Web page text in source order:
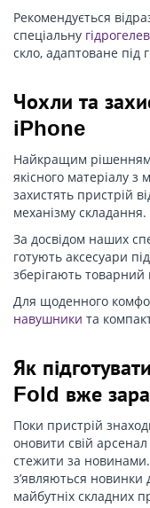
Рекомендується
спеціальну
скло, адаптоване під
Чохли та
iPhone
Найкращим рішенням
якісного матеріалу
захистять пристрій
механізму складання.
За досвідом наших
готують аксесуари
зберігають
Для щоденного
навушники та
Як
Fold вже
Поки пристрій
оновити свій арсенал
стежити за
з’являються
майбутніх складних